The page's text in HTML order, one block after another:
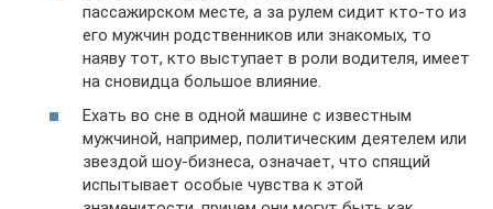
пассажирском месте, а за рулем сидит кто-то из
его мужчин родственников или знакомых, то
наяву тот, кто выступает в роли водителя, имеет
на сновидца большое влияние.
Ехать во сне в одной машине с известным
мужчиной, например, политическим деятелем или
звездой шоу-бизнеса, означает, что спящий
испытывает особые чувства к этой